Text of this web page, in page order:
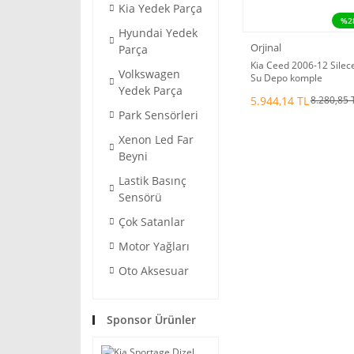
Kia Yedek Parça
Hyundai Yedek
Parça
Volkswagen
Yedek Parça
Park Sensörleri
Xenon Led Far
Beyni
Lastik Basınç
Sensörü
Çok Satanlar
Motor Yağları
Oto Aksesuar
Sponsor Ürünler
Orjinal
Kia Ceed 2006-12
Su Depo komple
5.944,14 TL8.280,85